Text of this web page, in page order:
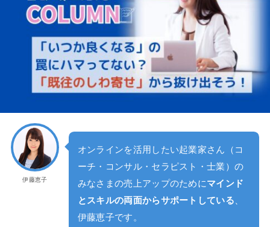
伊藤恵子
オンラインを活用したい起業家さん（コ
ーチ・コンサル・セラピスト・士業）の
みなさまの売上アップのためにマインド
とスキルの両面からサポートしている
伊藤恵子です。